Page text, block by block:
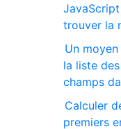
trouver la
Un
la liste
champs
Calculer
premiers